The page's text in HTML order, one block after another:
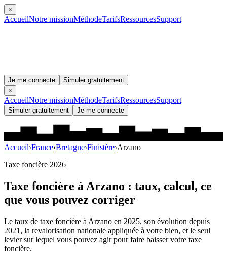
×
AccueilNotre missionMéthodeTarifsRessourcesSupport
Je me connecte
Simuler gratuitement
×
AccueilNotre missionMéthodeTarifsRessourcesSupport
Simuler gratuitement Je me connecte
Accueil›France›Bretagne›Finistère›Arzano
Taxe foncière 2026
Taxe foncière àArzano : taux, calcul, ce
que vous pouvez corriger
Le taux de taxe foncière à Arzano en 2025, son évolution depuis
2021, la revalorisation nationale appliquée à votre bien, et le seul
levier sur lequel vous pouvez agir pour faire baisser votre taxe
foncière.